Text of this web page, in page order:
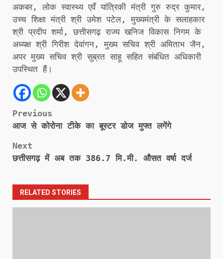
अकबर, लोक स्वास्थ्य एवँ यांत्रिकी मंत्री गुरु रुद्र कुमार,
उच्च शिक्षा मंत्री श्री उमेश पटेल, मुख्यमंत्री के सलाहकार
श्री प्रदीप शर्मा, छत्तीसगढ़ राज्य खनिज विकास निगम के
अध्यक्ष श्री गिरीश देवांगन, मुख्य सचिव श्री अमिताभ जैन,
अपर मुख्य सचिव श्री सुब्रत साहू सहित संबंधित अधिकारी
उपस्थित हैं।
Post
Previous
आज से कोरोना टीके का बूस्टर डोज मुफ्त लगेंगे
Next
छत्तीसगढ़ में अब तक 386.7 मि.मी. औसत वर्षा दर्ज
RELATED STORIES